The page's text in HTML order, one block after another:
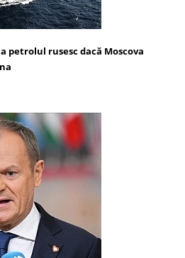
rusesc dacă Moscova